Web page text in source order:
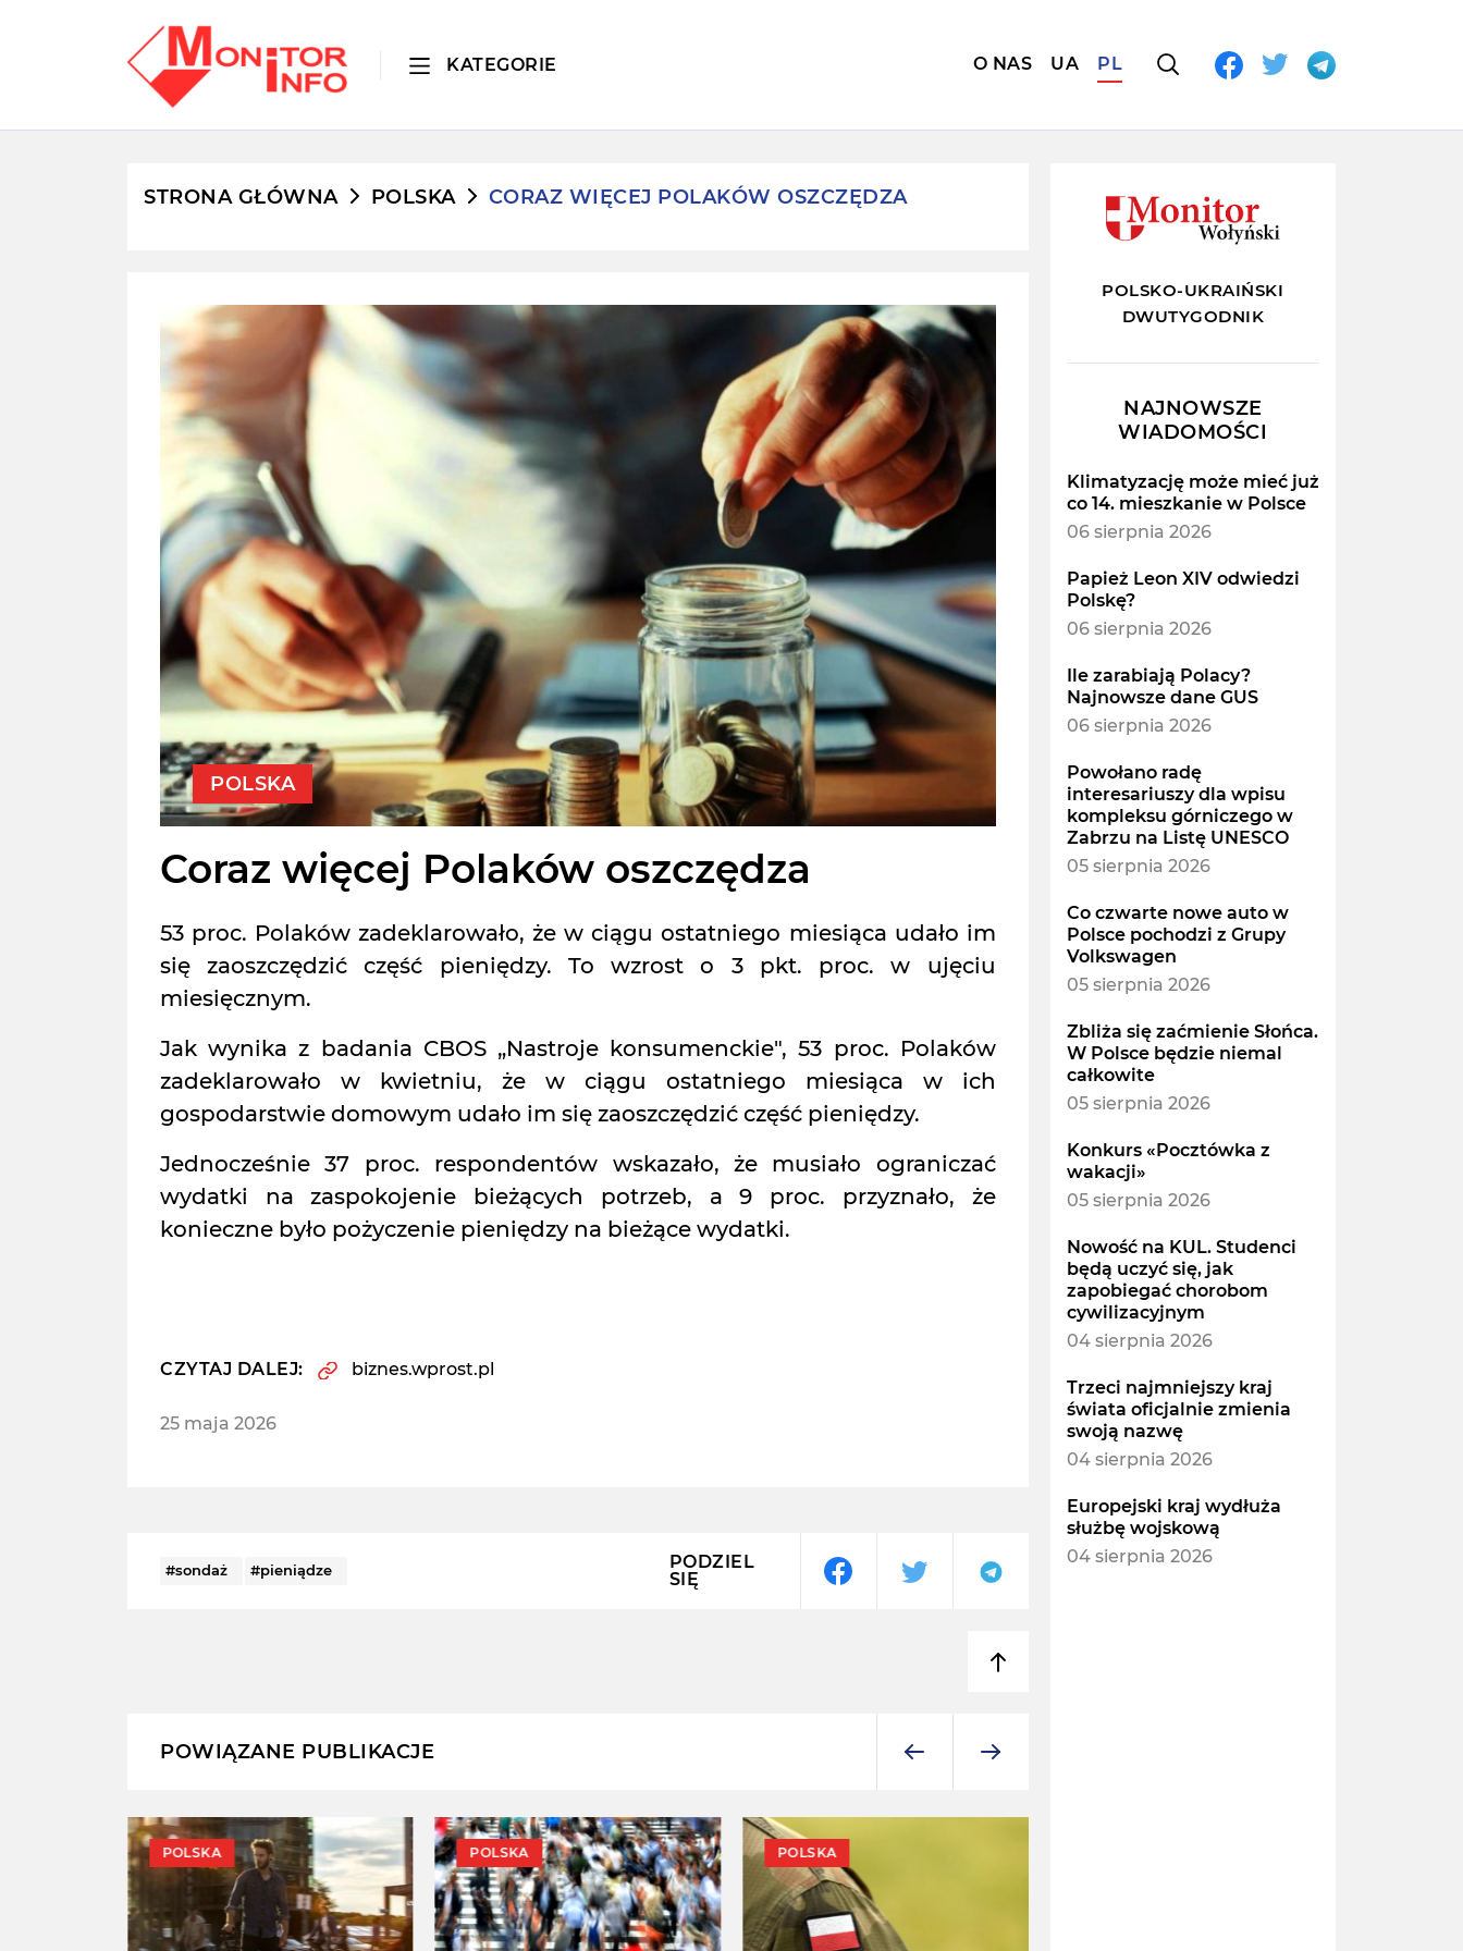
KATEGORIE O NAS UA PL
STRONA GŁÓWNA POLSKA CORAZ WIĘCEJ POLAKÓW OSZCZĘDZA
POLSKA
Coraz więcej Polaków oszczędza
53 proc. Polaków zadeklarowało, że w ciągu ostatniego miesiąca udało im
się zaoszczędzić część pieniędzy. To wzrost o 3 pkt. proc. w ujęciu
miesięcznym.
Jak wynika z badania CBOS „Nastroje konsumenckie", 53 proc. Polaków
zadeklarowało w kwietniu, że w ciągu ostatniego miesiąca w ich
gospodarstwie domowym udało im się zaoszczędzić część pieniędzy.
Jednocześnie 37 proc. respondentów wskazało, że musiało ograniczać
wydatki na zaspokojenie bieżących potrzeb, a 9 proc. przyznało, że
konieczne było pożyczenie pieniędzy na bieżące wydatki.
CZYTAJ DALEJ: biznes.wprost.pl
25 maja 2026
#sondaż #pieniądze
PODZIEL
SIĘ
POWIĄZANE PUBLIKACJE
POLSKA POLSKA POLSKA
POLSKO-UKRAIŃSKI
DWUTYGODNIK
NAJNOWSZE
WIADOMOŚCI
Klimatyzację może mieć już
co 14. mieszkanie w Polsce
06 sierpnia 2026
Papież Leon XIV odwiedzi
Polskę?
06 sierpnia 2026
Ile zarabiają Polacy?
Najnowsze dane GUS
06 sierpnia 2026
Powołano radę
interesariuszy dla wpisu
kompleksu górniczego w
Zabrzu na Listę UNESCO
05 sierpnia 2026
Co czwarte nowe auto w
Polsce pochodzi z Grupy
Volkswagen
05 sierpnia 2026
Zbliża się zaćmienie Słońca.
W Polsce będzie niemal
całkowite
05 sierpnia 2026
Konkurs «Pocztówka z
wakacji»
05 sierpnia 2026
Nowość na KUL. Studenci
będą uczyć się, jak
zapobiegać chorobom
cywilizacyjnym
04 sierpnia 2026
Trzeci najmniejszy kraj
świata oficjalnie zmienia
swoją nazwę
04 sierpnia 2026
Europejski kraj wydłuża
służbę wojskową
04 sierpnia 2026